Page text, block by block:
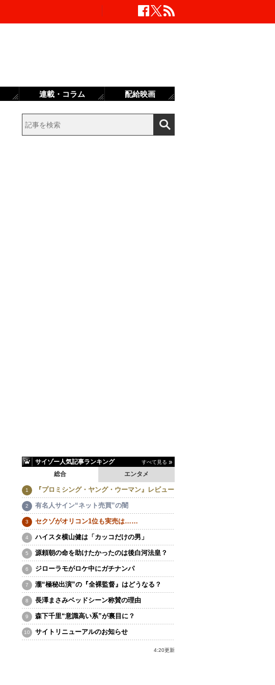
サイゾー人気記事ランキング すべて見る
エンタメ
総合
『プロミシング・ヤング・ウーマン』レビュー
有名人サイン“ネット売買”の闇
セクゾがオリコン1位も実売は……
ハイスタ横山健は「カッコだけの男」
源頼朝の命を助けたかったのは後白河法皇？
ジローラモがロケ中にガチナンパ
瀧“極秘出演”の『全裸監督』はどうなる？
長澤まさみベッドシーン称賛の理由
森下千里“意識高い系”が裏目に？
サイトリニューアルのお知らせ
4:20更新
連載・コラム 配給映画